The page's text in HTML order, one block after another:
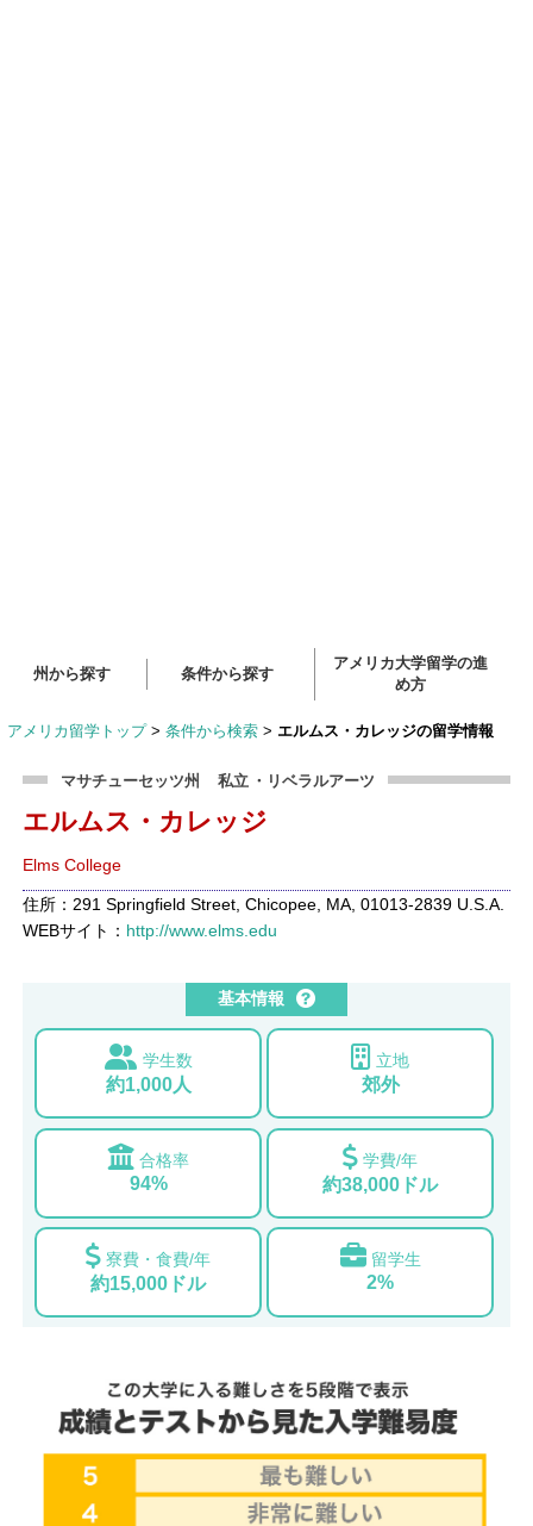
州から探す 条件から探す
アメリカ大学留学の進
め方
アメリカ留学トップ > 条件から検索 > エルムス・カレッジの留学情報
マサチューセッツ州 私立 ・リベラルアーツ
エルムス・カレッジ
Elms College
住所：291 Springfield Street, Chicopee, MA, 01013-2839 U.S.A.
WEBサイト： http://www.elms.edu
基本情報
学生数
約1,000人
立地
郊外
合格率
94%
学費/年
約38,000ドル
寮費・食費/年
約15,000ドル
留学生
2%